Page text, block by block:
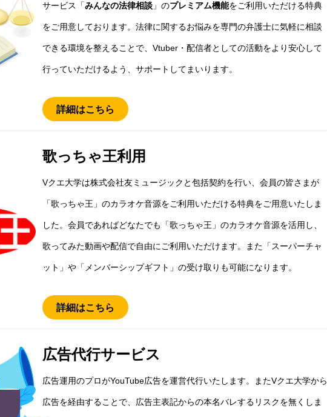
サービス「みんなの法律相談」のプレミアム機能をご利用いただける特典
をご用意しております。法律に関するお悩みを専門の弁護士に気軽に相談
できる環境を整えることで、Vtuber・配信者としての活動をより安心して
行っていただけるよう、サポートしてまいります。
詳細はこちら
歌っちゃ王利用
Vクエ大学は株式会社友ミュージックと包括契約を行い、会員の皆さまが
「歌っちゃ王」のカラオケ音源をご利用いただける特典をご用意いたしま
した。会員であればどなたでも「歌っちゃ王」のカラオケ音源を活用し、
歌ってみた動画や配信で自由にご利用いただけます。また「スーパーチャ
ット」や「メンバーシップギフト」の受け取りも可能になります。
詳細はこちら
広告代行サービス
広告運用のプロがYouTube広告を運営代行いたします。またVクエ大学から
広告を経由することで、広告主表記からの本名バレするリスクを無くしま